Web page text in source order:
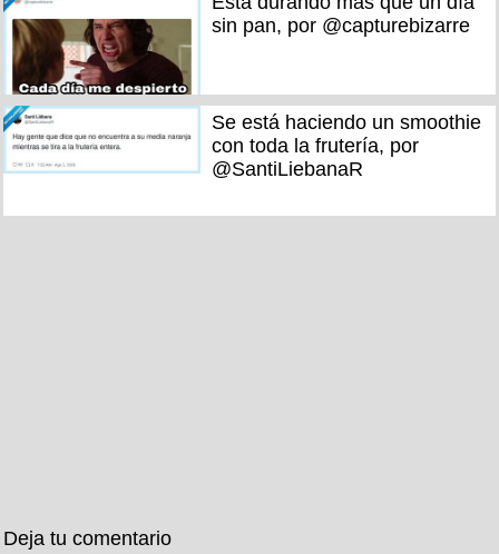
sin pan, por @capturebizarre
Se está haciendo un smoothie
con toda la frutería, por
@SantiLiebanaR
Deja tu comentario